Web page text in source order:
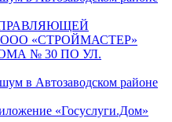
«СТРОЙМАСТЕР»
№ 30 ПО УЛ.
в Автозаводском районе
«Госуслуги.Дом»